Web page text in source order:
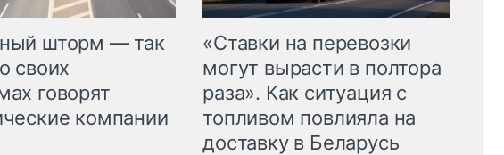
шторм — так
своих
говорят
компании
«Ставки на перевозки
могут вырасти в полтора
раза». Как ситуация с
топливом повлияла на
доставку в Беларусь